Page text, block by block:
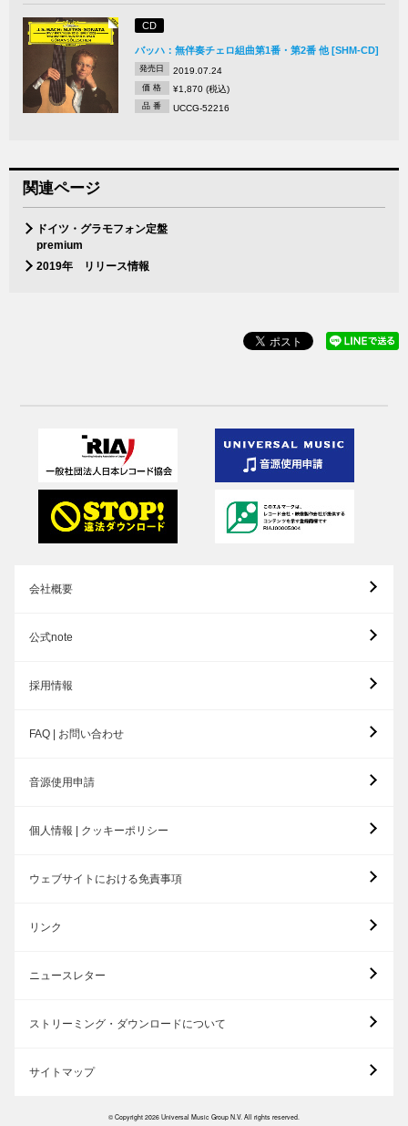
CD
バッハ：無伴奏チェロ組曲第1番・第2番 他 [SHM-CD]
発売日 2019.07.24
価 格 ¥1,870 (税込)
品 番 UCCG-52216
関連ページ
ドイツ・グラモフォン定盤
premium
2019年 リリース情報
会社概要
公式note
採用情報
FAQ | お問い合わせ
音源使用申請
個人情報 | クッキーポリシー
ウェブサイトにおける免責事項
リンク
ニュースレター
ストリーミング・ダウンロードについて
サイトマップ
© Copyright 2026 Universal Music Group N.V. All rights reserved.